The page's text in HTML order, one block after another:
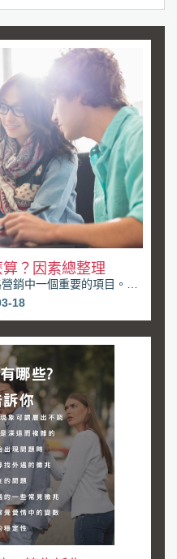
？因素總整理
銷中一個重要的項目。然
何計算SEO排名費用仍...
18